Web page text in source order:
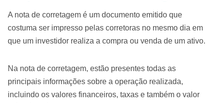
A nota de corretagem é um documento emitido que
costuma ser impresso pelas corretoras no mesmo dia em
que um investidor realiza a compra ou venda de um ativo.
Na nota de corretagem, estão presentes todas as
principais informações sobre a operação realizada,
incluindo os valores financeiros, taxas e também o valor